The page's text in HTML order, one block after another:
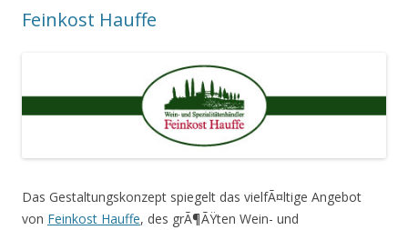
Feinkost Hauffe
Das Gestaltungskonzept spiegelt das vielfÃ¤ltige Angebot
von Feinkost Hauffe, des grÃ¶ÃŸten Wein- und